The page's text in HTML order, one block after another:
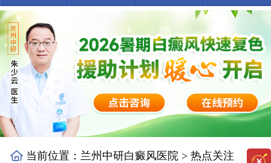
当前位置： 兰州中研白癜风医院 >热点关注